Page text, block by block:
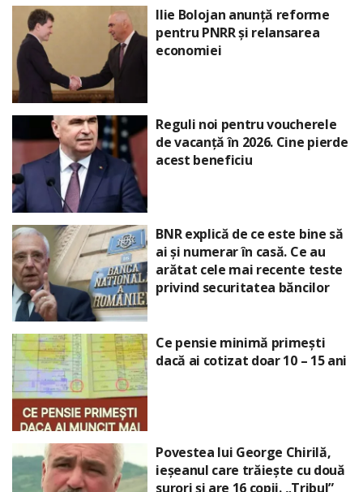
Ilie Bolojan anunță reforme
pentru PNRR și relansarea
economiei
Reguli noi pentru voucherele
de vacanță în 2026. Cine pierde
acest beneficiu
BNR explică de ce este bine să
ai și numerar în casă. Ce au
arătat cele mai recente teste
privind securitatea băncilor
Ce pensie minimă primești
dacă ai cotizat doar 10 – 15 ani
Povestea lui George Chirilă,
ieșeanul care trăiește cu două
surori și are 16 copii. „Tribul”